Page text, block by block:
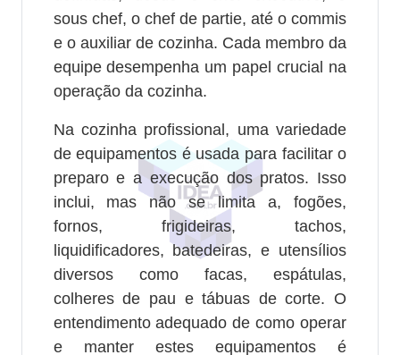
sous chef, o chef de partie, até o commis
e o auxiliar de cozinha. Cada membro da
equipe desempenha um papel crucial na
operação da cozinha.
Na cozinha profissional, uma variedade
de equipamentos é usada para facilitar o
preparo e a execução dos pratos. Isso
inclui, mas não se limita a, fogões,
fornos, frigideiras, tachos,
liquidificadores, batedeiras, e utensílios
diversos como facas, espátulas,
colheres de pau e tábuas de corte. O
entendimento adequado de como operar
e manter estes equipamentos é